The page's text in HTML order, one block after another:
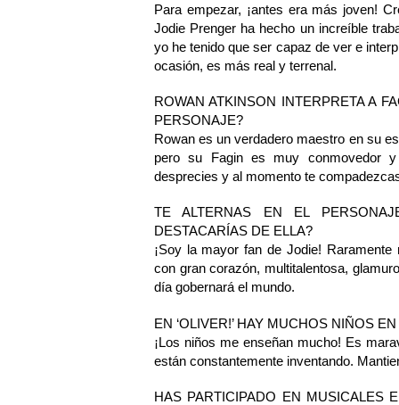
Para empezar, ¡antes era más joven!
Jodie Prenger ha hecho un increíble
yo he tenido que ser capaz de ver e
ocasión, es más real y terrenal.
ROWAN ATKINSON INTERPRETA A
PERSONAJE?
Rowan es un verdadero maestro en su
pero su Fagin es muy conmovedor
desprecies y al momento te
TE ALTERNAS EN EL
DESTACARÍAS DE ELLA?
¡Soy la mayor fan de Jodie!
con gran corazón, multitalentosa,
día gobernará el mundo.
EN ‘OLIVER!’ HAY MUCHOS NIÑOS
¡Los niños me enseñan mucho! Es
están constantemente inventando.
HAS PARTICIPADO EN MUSICALES